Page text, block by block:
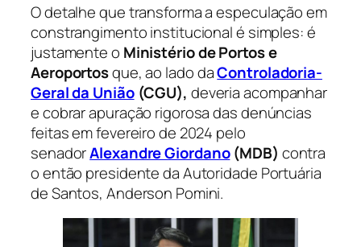
O detalhe que transforma a especulação em
constrangimento institucional é simples: é
justamente o Ministério de Portos e
Aeroportosque, ao lado daControladoria-
Geral da União (CGU), deveria acompanhar
e cobrar apuração rigorosa das denúncias
feitas em fevereiro de 2024 pelo
senadorAlexandre Giordano (MDB) contra
o então presidente da Autoridade Portuária
de Santos, Anderson Pomini.